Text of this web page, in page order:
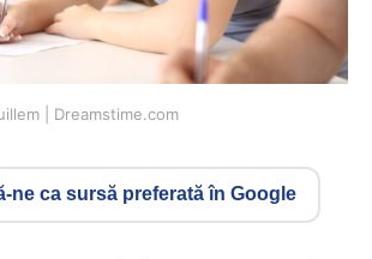
| Dreamstime.com
ne ca sursă preferată în Google